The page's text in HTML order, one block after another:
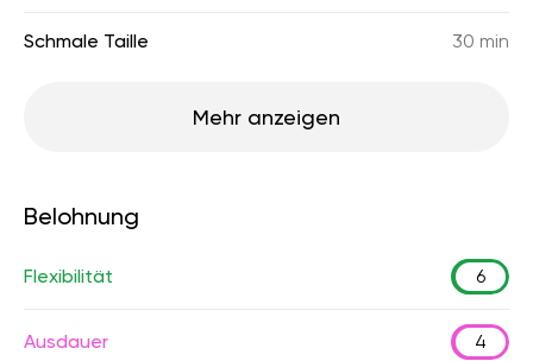
Schmale Taille 30 min
Mehr anzeigen
Belohnung
Flexibilität 6
Ausdauer 4